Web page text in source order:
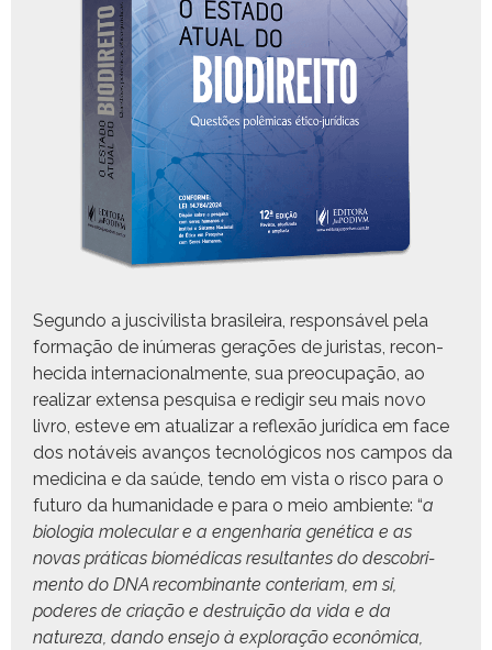
Segun­do a jus­civilista brasileira, respon­sáv­el pela
for­mação de inúmeras ger­ações de juris­tas, recon­
heci­da inter­na­cional­mente, sua pre­ocu­pação, ao
realizar exten­sa pesquisa e redi­gir seu mais novo
livro, esteve em atu­alizar a reflexão jurídi­ca em face
dos notáveis avanços tec­nológi­cos nos cam­pos da
med­i­c­i­na e da saúde, ten­do em vista o risco para o
futuro da humanidade e para o meio ambi­ente: “a
biolo­gia mol­e­c­u­lar e a engen­haria genéti­ca e as
novas práti­cas bio­médi­cas resul­tantes do desco­bri­
men­to do DNA recom­bi­nante con­te­ri­am, em si,
poderes de cri­ação e destru­ição da vida e da
natureza, dan­do ense­jo à explo­ração econômi­ca,